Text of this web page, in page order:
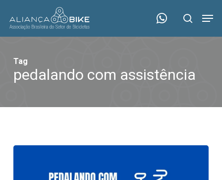
main
search
Tag
pedalando com assistência